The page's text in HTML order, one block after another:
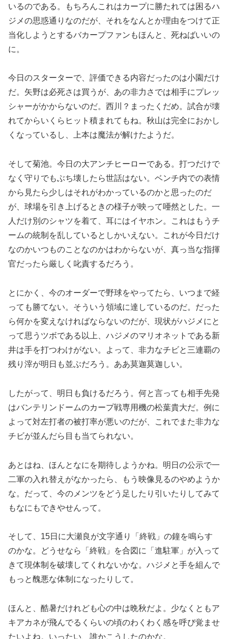
いるのである。もちろんこれはカープに勝たれては困るハ
ジメの思惑通りなのだが、それをなんとか理由をつけて正
当化しようとするバカープファンもほんと、死ねばいいの
に。
今日のスターターで、評価できる内容だったのは小園だけ
だ。矢野は必死さは買うが、あの非力さでは相手にプレッ
シャーがかからないのだ。西川？まったくだめ。試合が壊
れてからいくらヒット積まれてもね。秋山は完全におかし
くなっているし、上本は魔法が解けたようだ。
そして菊池。今日の大アンチヒーローである。打つだけで
なく守りでもぶち壊したら世話はない。ベンチ内での表情
から見たら少しはそれがわかっているのかと思ったのだ
が、球場を引き上げるときの様子が映って唖然とした。一
人だけ別のシャツを着て、耳にはイヤホン。これはもうチ
ームの統制を乱しているとしかいえない。これが今日だけ
なのかいつものことなのかはわからないが、真っ当な指揮
官だったら厳しく叱責するだろう。
とにかく、今のオーダーで野球をやってたら、いつまで経
っても勝てない。そういう領域に達しているのだ。だった
ら何かを変えなければならないのだが、現状がハジメにと
って思うツボである以上、ハジメのマリオネットである新
井は手を打つわけがない。よって、非力なチビと三連覇の
残り滓が明日も並ぶだろう。ああ莫迦莫迦しい。
したがって、明日も負けるだろう。何と言っても相手先発
はバンテリンドームのカープ戦専用機の松葉貴大だ。例に
よって対左打者の被打率が悪いのだが、これでまた非力な
チビが並んだら目も当てられない。
あとはね、ほんとなにを期待しようかね。明日の公示で一
二軍の入れ替えがなかったら、もう映像見るのやめようか
な。だって、今のメンツをどう足したり引いたりしてみて
もなにもできやせんって。
そして、15日に大瀬良が文字通り「終戦」の鐘を鳴らす
のかな。どうせなら「終戦」を合図に「進駐軍」が入って
きて現体制を破壊してくれないかな。ハジメと手を組んで
もっと醜悪な体制になったりして。
ほんと、酷暑だけれども心の中は晩秋だよ。少なくともア
キアカネが飛んでるくらいの頃のわくわく感を呼び覚ませ
たいよね。いったい、誰かこうしたのかな。